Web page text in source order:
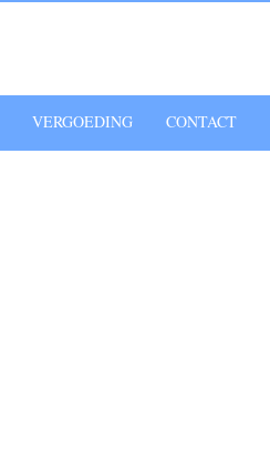
VERGOEDING CONTACT